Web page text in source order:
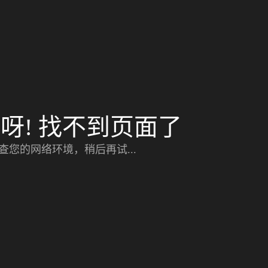
! 找不到页面了
您的网络环境，稍后再试...